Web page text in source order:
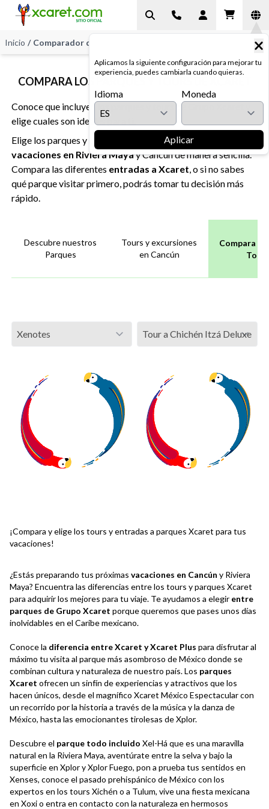
Aplicamos la siguiente configuración para mejorar tu
experiencia, puedes cambiarla cuando quieras.
Idioma Moneda
Aplicar
Inicio / Comparador de Entradas y Tours
COMPARA LOS PARQUES Y TOURS DE XCARET
Conoce que incluyen los parques y tours de Grupo Xcaret y
elige cuales son ideales para ti.
Elige los parques y tours ideales para tus próximas
vacaciones en Riviera Mayay Cancún de manera sencilla.
Compara las diferentes entradas a Xcaret, o si no sabes
qué parque visitar primero, podrás tomar tu decisión más
rápido.
Descubre nuestros
Parques
Tours y excursiones
en Cancún
Compara
Tours
¡Compara y elige los tours y entradas a parques Xcaret para tus
vacaciones!
¿Estás preparando tus próximas vacaciones en Cancún y Riviera
Maya? Encuentra las diferencias entre los tours y parques Xcaret
para adquirir los mejores para tu viaje. Te ayudamos a elegir entre
parques de Grupo Xcaret porque queremos que pases unos días
inolvidables en el Caribe mexicano.
Conoce la diferencia entre Xcaret y Xcaret Plus para disfrutar al
máximo tu visita al parque más asombroso de México donde se
combinan cultura y naturaleza de nuestro país. Los parques
Xcaret ofrecen un sinfín de experiencias y atractivos que los
hacen únicos, desde el magnífico Xcaret México Espectacular con
un recorrido por la historia a través de la música y la danza de
México, hasta las emocionantes tirolesas de Xplor.
Descubre el parque todo incluido Xel-Há que es una maravilla
natural en la Riviera Maya, aventúrate entre la selva y bajo la
superficie en Xplor y Xplor Fuego, pon a prueba tus sentidos en
Xenses, conoce el pasado prehispánico de México con los
expertos en los tours Xichén o a Tulum, vive una fiesta mexicana
en Xoxi o entra en contacto con la naturaleza en hermosos